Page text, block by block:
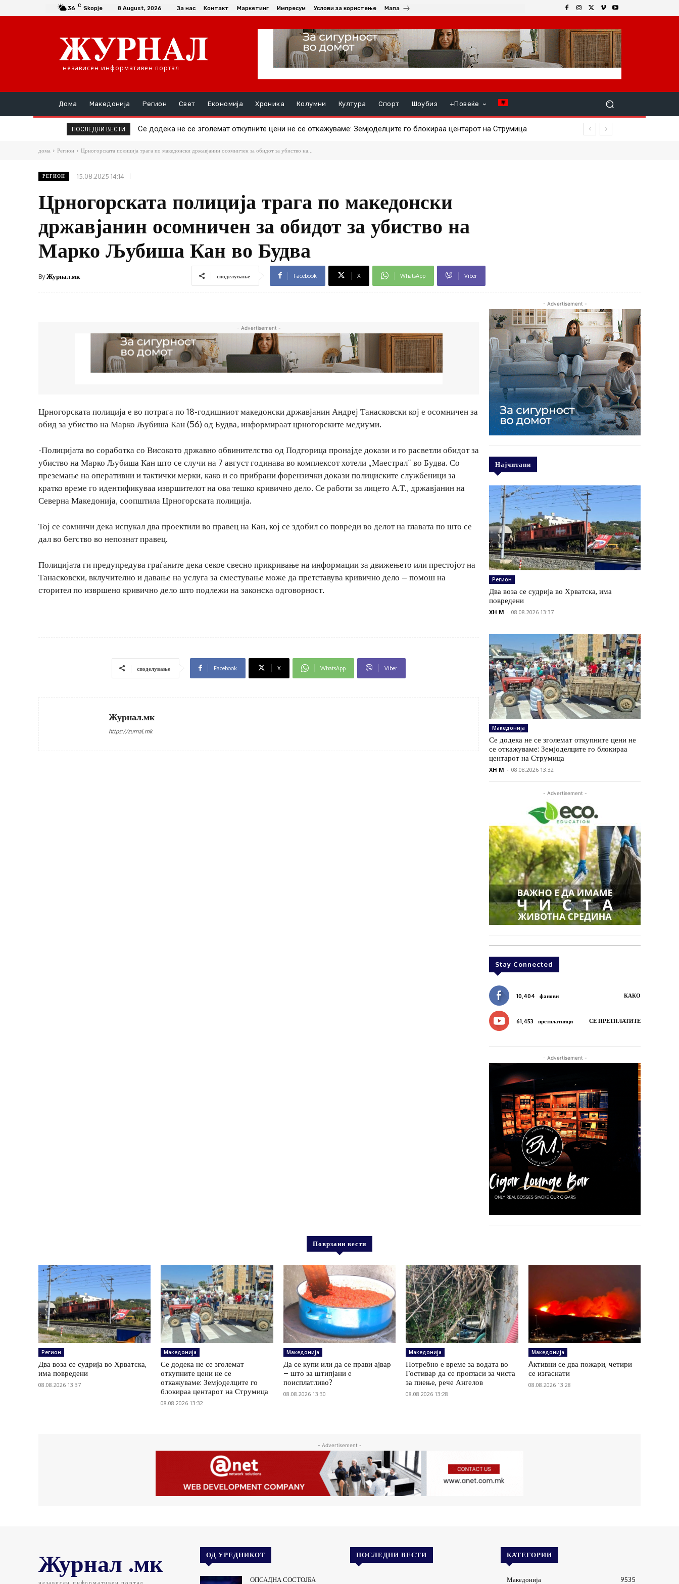
36 C Skopje 8 August, 2026 За нас Контакт Маркетинг Импресум Услови за користење Мапа
независен информативен портал
Дома Македонија Регион Свет Економија Хроника Колумни Култура Спорт Шоубиз +Повеќе
ПОСЛЕДНИ ВЕСТИ Се додека не се зголемат откупните цени не се откажуваме: Земјоделците го блокираа центарот на Струмица
Да се купи или да се прави ајвар – што за штипјани е поисплатливо?
дома Регион Црногорската полиција трага по македонски државјанин осомничен за обидот за убиство на...
РЕГИОН 15.08.2025 14:14
Црногорската полиција трага по македонски
државјанин осомничен за обидот за убиство на
Марко Љубиша Кан во Будва
ByЖурнал.мк споделување Facebook X WhatsApp Viber
- Advertisement -
Црногорската полиција е во потрага по 18-годишниот македонски државјанин Андреј Танасковски кој е осомничен за
обид за убиство на Марко Љубиша Кан (56) од Будва, информираат црногорските медиуми.
-Полицијата во соработка со Високото државно обвинителство од Подгорица пронајде докази и го расветли обидот за
убиство на Марко Љубиша Кан што се случи на 7 август годинава во комплексот хотели „Маестрал“ во Будва. Со
преземање на оперативни и тактички мерки, како и со прибрани форензички докази полициските службеници за
кратко време го идентификуваа извршителот на ова тешко кривично дело. Се работи за лицето А.Т., државјанин на
Северна Македонија, соопштила Црногорската полиција.
Тој се сомничи дека испукал два проектили во правец на Кан, кој се здобил со повреди во делот на главата по што се
дал во бегство во непознат правец.
Полицијата ги предупредува граѓаните дека секое свесно прикривање на информации за движењето или престојот на
Танасковски, вклучително и давање на услуга за сместување може да претставува кривично дело – помош на
сторител по извршено кривично дело што подлежи на законска одговорност.
споделување Facebook X WhatsApp Viber
Журнал.мк
https://zurnal.mk
- Advertisement -
Најчитани
Регион
Два воза се судрија во Хрватска, има
повредени
XH M - 08.08.2026 13:37
Македонија
Се додека не се зголемат откупните цени не
се откажуваме: Земјоделците го блокираа
центарот на Струмица
XH M - 08.08.2026 13:32
- Advertisement -
Stay Connected
10,404 фанови КАКО
61,453 претплатници СЕ ПРЕТПЛАТИТЕ
- Advertisement -
Поврзани вести
Регион
Два воза се судрија во Хрватска,
има повредени
08.08.2026 13:37
Македонија
Се додека не се зголемат
откупните цени не се
откажуваме: Земјоделците го
блокираа центарот на Струмица
08.08.2026 13:32
Македонија
Да се купи или да се прави ајвар
– што за штипјани е
поисплатливо?
08.08.2026 13:30
Македонија
Потребно е време за водата во
Гостивар да се прогласи за чиста
за пиење, рече Ангелов
08.08.2026 13:28
Македонија
Aктивни се два пожари, четири
се изгаснати
08.08.2026 13:28
- Advertisement -
Журнал .мк ОД УРЕДНИКОТ
ОПСАДНА СОСТОЈБА
ПОСЛЕДНИ ВЕСТИ КАТЕГОРИИ
Македонија 9535